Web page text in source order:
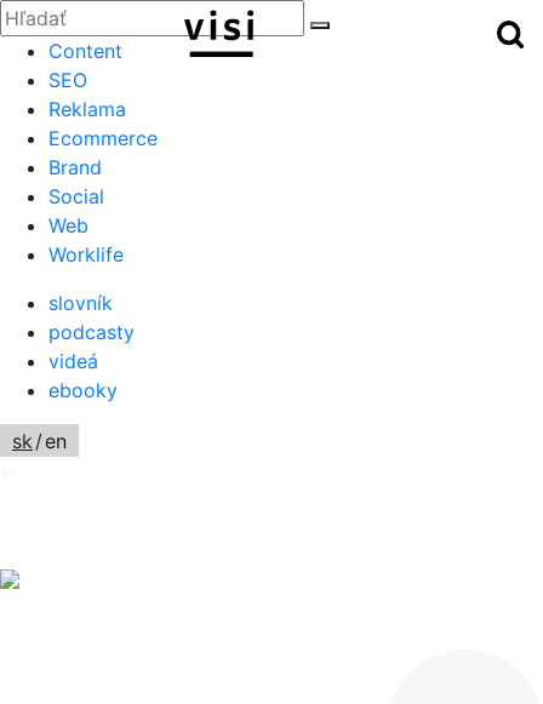
Zatvoriť
Hľadať:
Menu
Content
SEO
Reklama
Ecommerce
Brand
Social
Web
Worklife
slovník
podcasty
videá
ebooky
sk/en